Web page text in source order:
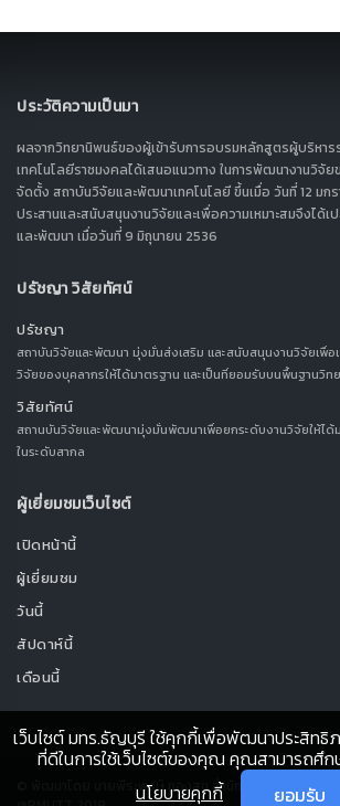
ประวัติความเป็นมา
ผลจากวิทยานิพนธ์ของผู้เข้ารับการอบรมหลักสูตรผู้บริหาร
เทคโนโลยีราชมงคลได้เสนอแนวทาง ในการพัฒนางานวิจัย
จัดตั้ง สถาบันวิจัยและพัฒนาเทคโนโลยี ขึ้นเมื่อ วันที่ 12 มก
ประสานและสนับสนุนงานวิจัยและเพื่อความเหมาะสมจึงได้
และพัฒนา เมื่อวันที่ 9 มิถุนายน 2536
ปรัชญา วิสัยทัศน์
ปรัชญา
สถาบันวิจัยและพัฒนา มุ่งมั่นส่งเสริม และสนับสนุนงานวิจัยเพื่อ
วิจัยของบุคลากรให้ได้มาตรฐาน และเป็นที่ยอมรับบนพื้นฐานวิทย
วิสัยทัศน์
สถานบันวิจัยและพัฒนามุ่งมั่นพัฒนาเพื่อยกระดับงานวิจัยให้ได้
ในระดับสากล
ผู้เยี่ยมชมเว็บไซต์
เปิดหน้านี้
ผู้เยี่ยมชม
วันนี้
สัปดาห์นี้
เดือนนี้
© พัฒนาโดย นายพีระพงษ์ ทองสุข สำนักวิทยบริการและเท
เว็บไซต์ มทร.ธัญบุรี ใช้คุกกี้เพื่อพัฒนาประสิทธิ
ที่ดีในการใช้เว็บไซต์ของคุณ คุณสามารถศึก
นโยบายคุกกี้
ยอมรับ